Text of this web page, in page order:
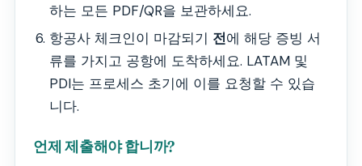
하는 모든 PDF/QR을 보관하세요.
항공사 체크인이 마감되기 전에 해당 증빙 서
류를 가지고 공항에 도착하세요. LATAM 및
PDI는 프로세스 초기에 이를 요청할 수 있습
니다.
언제 제출해야 합니까?